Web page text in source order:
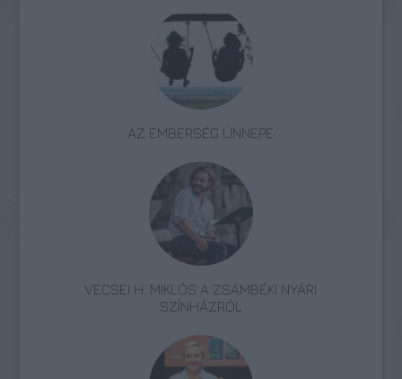
AZ EMBERSÉG ÜNNEPE
VECSEI H. MIKLÓS A ZSÁMBÉKI NYÁRI
SZÍNHÁZRÓL